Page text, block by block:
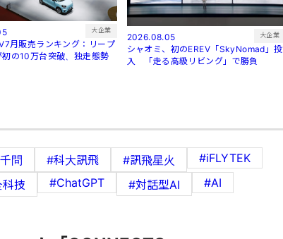
大企業
月販売ランキング：リープ
初の10万台突破、独走態勢
2026.08.05 大企業
シャオミ、初のEREV「SkyNomad」投
入 「走る高級リビング」で勝負
問 #科大訊飛 #訊飛星火
#iFLYTEK
技 #ChatGPT #対話型AI
#AI